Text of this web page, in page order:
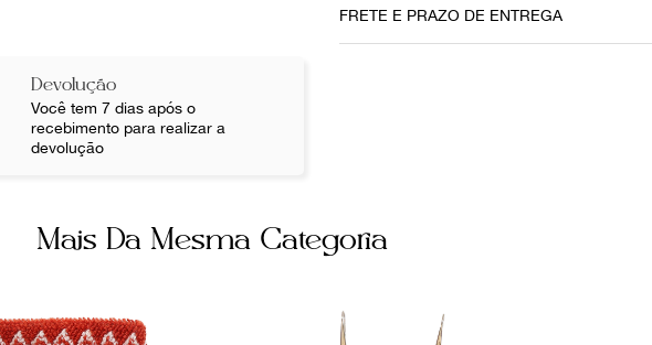
Devolução
Você tem 7 dias após o
recebimento para realizar a
devolução
27102021
FRETE E PRAZO DE ENTREGA
Mais Da Mesma Categoria